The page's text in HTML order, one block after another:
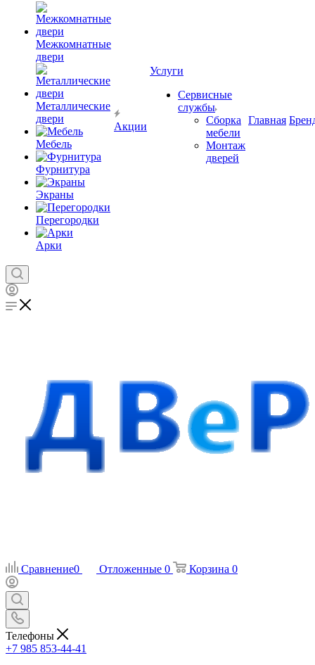
Межкомнатные
двери
Металлические
двери
Мебель
Фурнитура
Экраны
Перегородки
Арки
Акции
Услуги
Сервисные
службы
Сборка
мебели
Монтаж
дверей
Главная
Сравнение0 Отложенные 0 Корзина 0
Телефоны
+7 985 853-44-41